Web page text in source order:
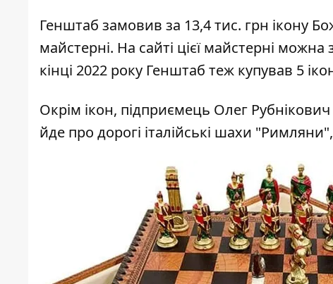
Генштаб замовив за 13,4 тис. грн ікону
майстерні. На сайті цієї майстерні
кінці 2022 року Генштаб теж купував 5
Окрім ікон, підприємець Олег
йде про дорогі італійські шахи